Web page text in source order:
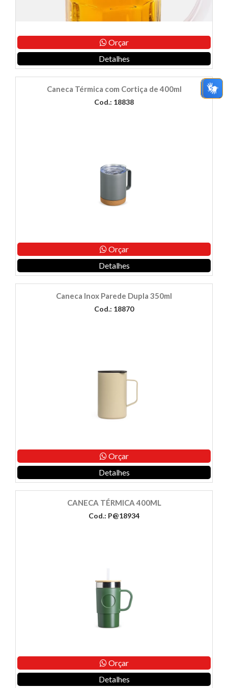
Orçar
Detalhes
Caneca Térmica com Cortiça de 400ml
Cod.: 18838
Orçar
Detalhes
Caneca Inox Parede Dupla 350ml
Cod.: 18870
Orçar
Detalhes
CANECA TÉRMICA 400ML
Cod.: P@18934
Orçar
Detalhes